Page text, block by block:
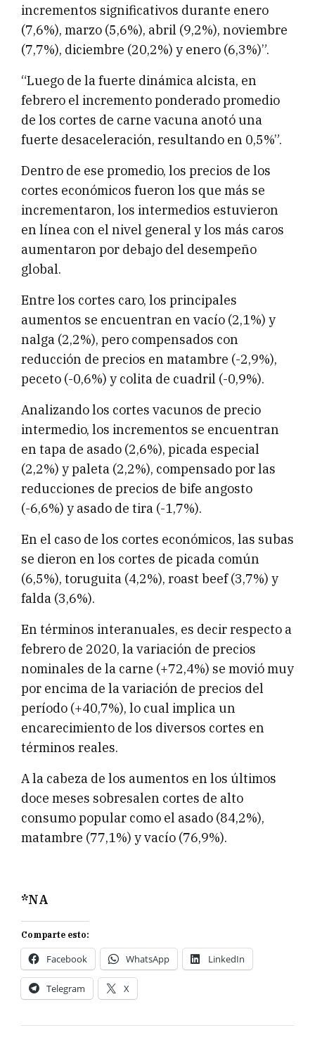
incrementos significativos durante enero
(7,6%), marzo (5,6%), abril (9,2%), noviembre
(7,7%), diciembre (20,2%) y enero (6,3%)”.
“Luego de la fuerte dinámica alcista, en
febrero el incremento ponderado promedio
de los cortes de carne vacuna anotó una
fuerte desaceleración, resultando en 0,5%”.
Dentro de ese promedio, los precios de los
cortes económicos fueron los que más se
incrementaron, los intermedios estuvieron
en línea con el nivel general y los más caros
aumentaron por debajo del desempeño
global.
Entre los cortes caro, los principales
aumentos se encuentran en vacío (2,1%) y
nalga (2,2%), pero compensados con
reducción de precios en matambre (-2,9%),
peceto (-0,6%) y colita de cuadril (-0,9%).
Analizando los cortes vacunos de precio
intermedio, los incrementos se encuentran
en tapa de asado (2,6%), picada especial
(2,2%) y paleta (2,2%), compensado por las
reducciones de precios de bife angosto
(-6,6%) y asado de tira (-1,7%).
En el caso de los cortes económicos, las subas
se dieron en los cortes de picada común
(6,5%), toruguita (4,2%), roast beef (3,7%) y
falda (3,6%).
En términos interanuales, es decir respecto a
febrero de 2020, la variación de precios
nominales de la carne (+72,4%) se movió muy
por encima de la variación de precios del
período (+40,7%), lo cual implica un
encarecimiento de los diversos cortes en
términos reales.
A la cabeza de los aumentos en los últimos
doce meses sobresalen cortes de alto
consumo popular como el asado (84,2%),
matambre (77,1%) y vacío (76,9%).
*NA
Comparte esto:
Facebook WhatsApp LinkedIn
Telegram X